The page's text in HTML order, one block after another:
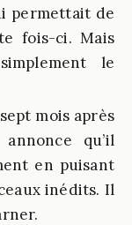
permettait de
fois-ci. Mais
le
mois après
qu’il
en puisant
inédits. Il